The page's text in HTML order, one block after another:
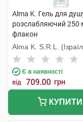
Alma K. Гель для
розслабляючий 250
флакон
Alma K. S.R.L.
Є в наявності
від 709.00 грн
КУПИТИ